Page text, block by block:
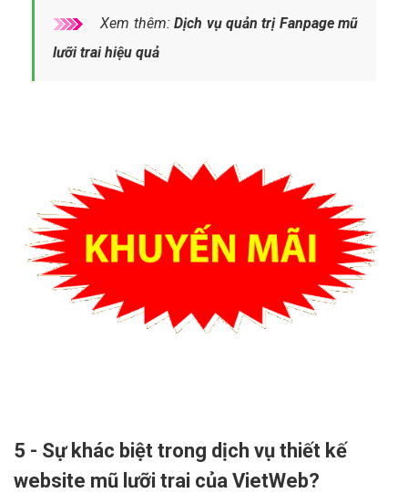
Xem thêm:Dịch vụ quản trị Fanpage mũ
lưỡi trai hiệu quả
5 - Sự khác biệt trong dịch vụ thiết kế
website mũ lưỡi trai của VietWeb?